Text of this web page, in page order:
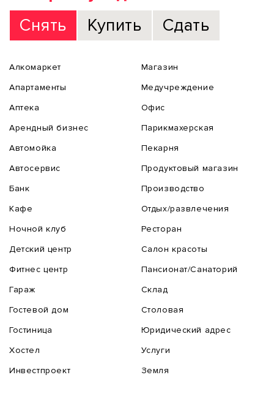
Снять
Купить Сдать
Алкомаркет
Апартаменты
Аптека
Арендный бизнес
Автомойка
Автосервис
Банк
Кафе
Ночной клуб
Детский центр
Фитнес центр
Гараж
Гостевой дом
Гостиница
Хостел
Инвестпроект
Магазин
Медучреждение
Офис
Парикмахерская
Пекарня
Продуктовый магазин
Производство
Отдых/развлечения
Ресторан
Салон красоты
Пансионат/Санаторий
Склад
Столовая
Юридический адрес
Услуги
Земля